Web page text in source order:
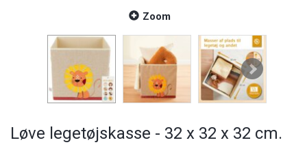
Zoom
Løve legetøjskasse - 32 x 32 x 32 cm.